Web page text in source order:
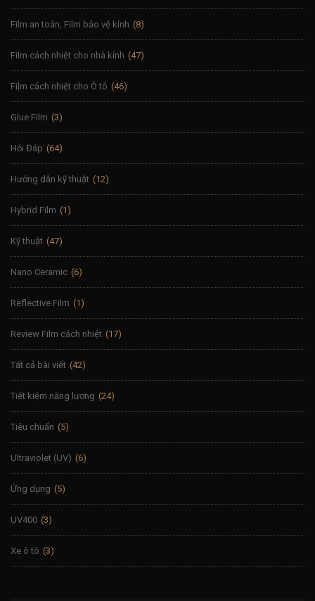
Film an toàn, Film bảo vệ kính (8)
Film cách nhiệt cho nhà kính (47)
Film cách nhiệt cho Ô tô (46)
Glue Film (3)
Hỏi Đáp (64)
Hướng dẫn kỹ thuật (12)
Hybrid Film (1)
Kỹ thuật (47)
Nano Ceramic (6)
Reflective Film (1)
Review Film cách nhiệt (17)
Tất cả bài viết (42)
Tiết kiệm năng lượng (24)
Tiêu chuẩn (5)
Ultraviolet (UV) (6)
Ứng dụng (5)
UV400 (3)
Xe ô tô (3)